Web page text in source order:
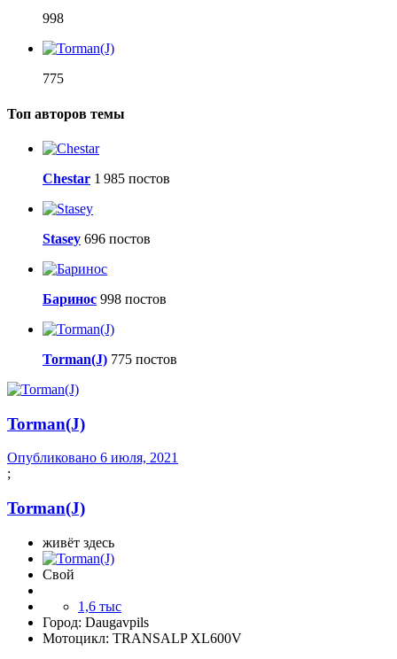
998
775
Топ авторов темы
Сhestar 1 985 постов
Stasey 696 постов
Баринос 998 постов
Torman(J) 775 постов
Torman(J)
Опубликовано 6 июля, 2021
;
Torman(J)
живёт здесь
Свой
1,6 тыс
Город: Daugavpils
Мотоцикл: TRANSALP XL600V